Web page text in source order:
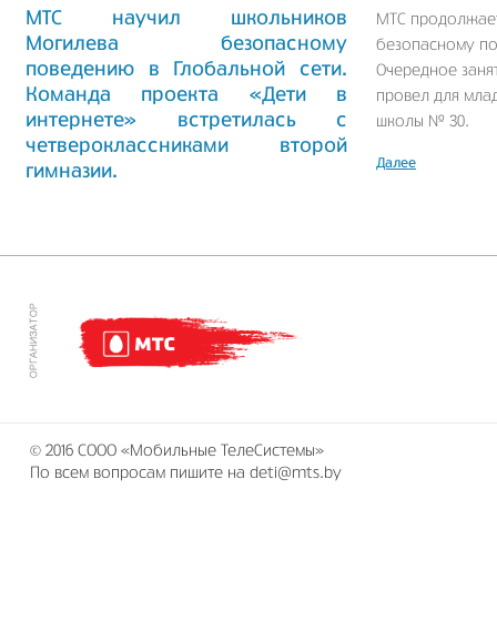
МТС научил школьников
Могилева безопасному
поведению в Глобальной сети.
Команда проекта «Дети в
интернете» встретилась с
четвероклассниками второй
гимназии.
МТС
безопасному
Очередное
провел для
школы № 30.
Далее
© 2016 СООО «Мобильные ТелеСистемы»
По всем вопросам пишите на deti@mts.by